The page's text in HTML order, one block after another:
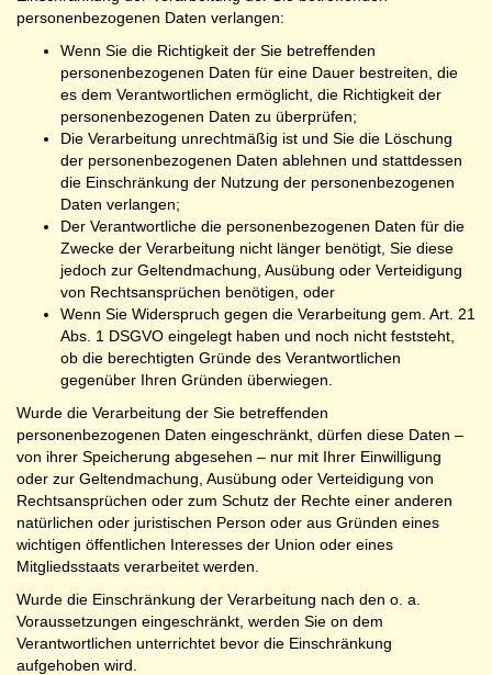
personenbezogenen Daten verlangen:
Wenn Sie die Richtigkeit der Sie betreffenden
personenbezogenen Daten für eine Dauer bestreiten, die
es dem Verantwortlichen ermöglicht, die Richtigkeit der
personenbezogenen Daten zu überprüfen;
Die Verarbeitung unrechtmäßig ist und Sie die Löschung
der personenbezogenen Daten ablehnen und stattdessen
die Einschränkung der Nutzung der personenbezogenen
Daten verlangen;
Der Verantwortliche die personenbezogenen Daten für die
Zwecke der Verarbeitung nicht länger benötigt, Sie diese
jedoch zur Geltendmachung, Ausübung oder Verteidigung
von Rechtsansprüchen benötigen, oder
Wenn Sie Widerspruch gegen die Verarbeitung gem. Art. 21
Abs. 1 DSGVO eingelegt haben und noch nicht feststeht,
ob die berechtigten Gründe des Verantwortlichen
gegenüber Ihren Gründen überwiegen.
Wurde die Verarbeitung der Sie betreffenden
personenbezogenen Daten eingeschränkt, dürfen diese Daten –
von ihrer Speicherung abgesehen – nur mit Ihrer Einwilligung
oder zur Geltendmachung, Ausübung oder Verteidigung von
Rechtsansprüchen oder zum Schutz der Rechte einer anderen
natürlichen oder juristischen Person oder aus Gründen eines
wichtigen öffentlichen Interesses der Union oder eines
Mitgliedsstaats verarbeitet werden.
Wurde die Einschränkung der Verarbeitung nach den o. a.
Voraussetzungen eingeschränkt, werden Sie on dem
Verantwortlichen unterrichtet bevor die Einschränkung
aufgehoben wird.